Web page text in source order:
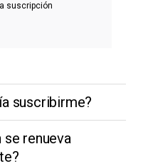
suscripción
suscribirme?
renueva